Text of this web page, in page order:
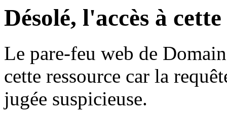
Désolé, l'accès à
Le pare-feu web de
cette ressource car la
jugée suspicieuse.